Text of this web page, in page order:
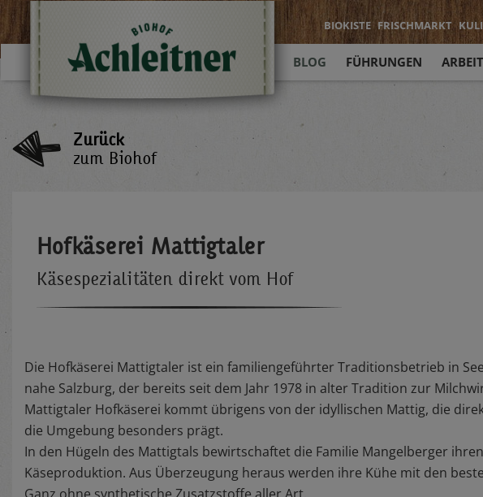
BIOKISTE FRISCHMARKT
BLOG FÜHRUNGEN
Zurück
zum Biohof
Hofkäserei Mattigtaler
Käsespezialitäten direkt vom Hof
Die Hofkäserei Mattigtaler ist ein familiengeführter Traditionsbetrieb in
nahe Salzburg, der bereits seit dem Jahr 1978 in alter Tradition zur
Mattigtaler Hofkäserei kommt übrigens von der idyllischen Mattig, die
die Umgebung besonders prägt.
In den Hügeln des Mattigtals bewirtschaftet die Familie Mangelberger
Käseproduktion. Aus Überzeugung heraus werden ihre Kühe mit den